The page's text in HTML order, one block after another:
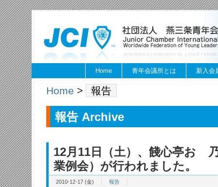
Home 青年会議所とは 新入会
Home > 報告
報告 Archive
12月11日（土）、餞心亭おゝ
業例会）が行われました。
2010-12-17 (金) 報告